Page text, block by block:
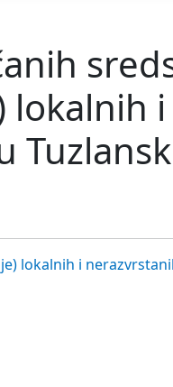
lokalnih i
lokalnih i